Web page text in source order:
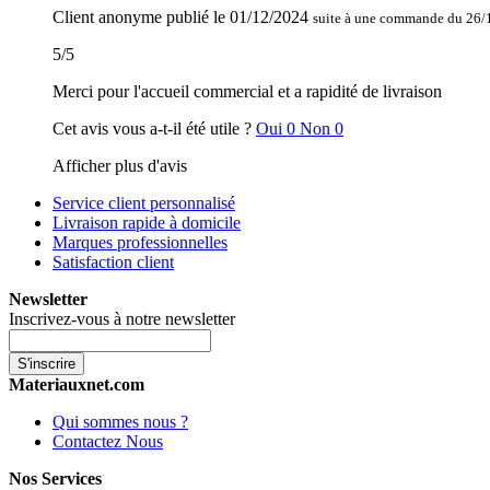
Client anonyme publié le 01/12/2024 suite à une commande du
5/5
Merci pour l'accueil commercial et a rapidité de livraison
Cet avis vous a-t-il été utile ? Oui 0 Non 0
Afficher plus d'avis
Service client personnalisé
Livraison rapide à domicile
Marques professionnelles
Satisfaction client
Newsletter
Inscrivez-vous à notre newsletter
S'inscrire
Materiauxnet.com
Qui sommes nous ?
Contactez Nous
Nos Services